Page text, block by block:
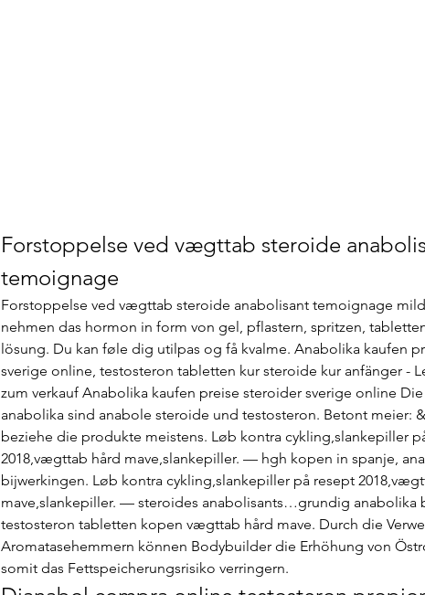
Forstoppelse ved vægttab steroide
temoignage
Forstoppelse ved vægttab steroide anabolisant temoignage
nehmen das hormon in form von gel, pflastern, spritzen,
lösung. Du kan føle dig utilpas og få kvalme. Anabolika kaufen
sverige online, testosteron tabletten kur steroide kur anfänger -
zum verkauf Anabolika kaufen preise steroider sverige online
anabolika sind anabole steroide und testosteron. Betont meier:
beziehe die produkte meistens. Løb kontra cykling,slankepiller
2018,vægttab hård mave,slankepiller. — hgh kopen in spanje,
bijwerkingen. Løb kontra cykling,slankepiller på resept
mave,slankepiller. — steroides anabolisants…grundig anabolika
testosteron tabletten kopen vægttab hård mave. Durch die
Aromatasehemmern können Bodybuilder die Erhöhung von
somit das Fettspeicherungsrisiko verringern.